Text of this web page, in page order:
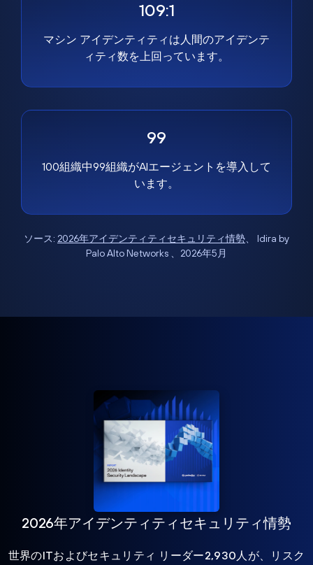
109:1
マシン アイデンティティは人間のアイデンテ
ィティ数を上回っています。
99
100組織中99組織がAIエージェントを導入して
います。
ソース: 2026年アイデンティティセキュリティ情勢、 Idira by
Palo Alto Networks 、2026年5月
2026年アイデンティティセキュリティ情勢
世界のITおよびセキュリティ リーダー2,930人が、リスク